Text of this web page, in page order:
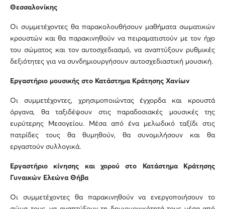
Θεσσαλονίκης
Οι συμμετέχοντες θα παρακολουθήσουν μαθήματα σωματικών
κρουστών και θα παρακινηθούν να πειραματιστούν με τον ήχο
του σώματος και τον αυτοσχεδιασμό, να αναπτύξουν ρυθμικές
δεξιότητες για να συνδημιουργήσουν αυτοσχεδιαστική μουσική.
Εργαστήριο μουσικής στο Κατάστημα Κράτησης Χανίων
Οι συμμετέχοντες, χρησιμοποιώντας έγχορδα και κρουστά
όργανα, θα ταξιδέψουν στις παραδοσιακές μουσικές της
ευρύτερης Μεσογείου. Μέσα από ένα μελωδικό ταξίδι στις
πατρίδες τους θα θυμηθούν, θα συνομιλήσουν και θα
εργαστούν συλλογικά.
Εργαστήριο κίνησης και χορού στο Κατάστημα Κράτησης
Γυναικών Ελεώνα Θήβα
Οι συμμετέχοντες θα παρακινηθούν να ενεργοποιήσουν το